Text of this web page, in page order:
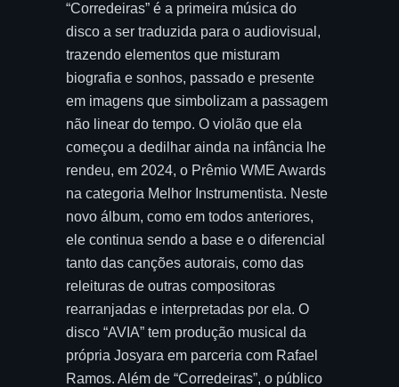
“Corredeiras” é a primeira música do
disco a ser traduzida para o audiovisual,
trazendo elementos que misturam
biografia e sonhos, passado e presente
em imagens que simbolizam a passagem
não linear do tempo. O violão que ela
começou a dedilhar ainda na infância lhe
rendeu, em 2024, o Prêmio WME Awards
na categoria Melhor Instrumentista. Neste
novo álbum, como em todos anteriores,
ele continua sendo a base e o diferencial
tanto das canções autorais, como das
releituras de outras compositoras
rearranjadas e interpretadas por ela. O
disco “AVIA” tem produção musical da
própria Josyara em parceria com Rafael
Ramos. Além de “Corredeiras”, o público